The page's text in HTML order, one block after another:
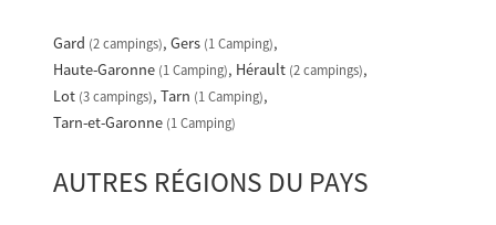
Gard (2 campings) Gers (1 Camping)
Haute-Garonne (1 Camping) Hérault (2 campings)
Lot (3 campings) Tarn (1 Camping)
Tarn-et-Garonne (1 Camping)
AUTRES RÉGIONS DU PAYS